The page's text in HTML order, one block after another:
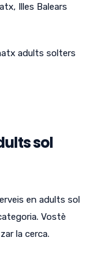
, Illes Balears
adults solters
sol
en adults sol
Vostè
la cerca.